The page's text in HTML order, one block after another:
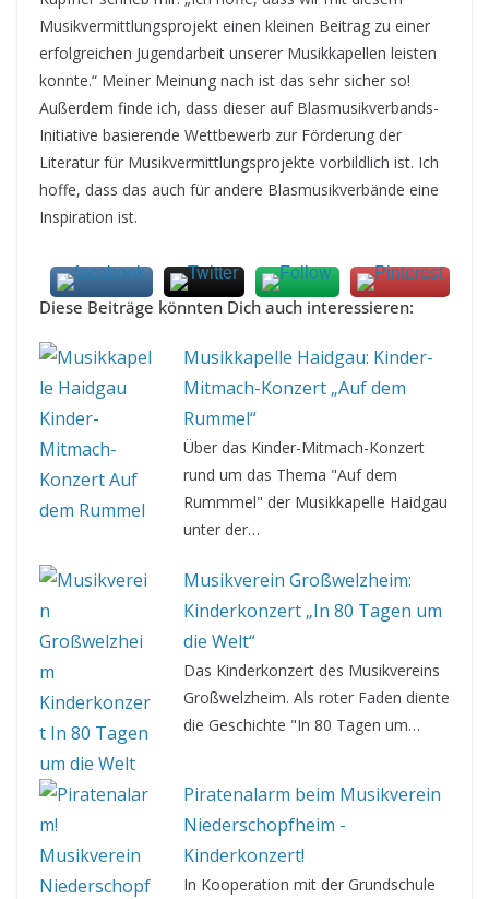
Musikvermittlungsprojekt einen kleinen Beitrag zu einer
erfolgreichen Jugendarbeit unserer Musikkapellen leisten
konnte.“ Meiner Meinung nach ist das sehr sicher so!
Außerdem finde ich, dass dieser auf Blasmusikverbands-
Initiative basierende Wettbewerb zur Förderung der
Literatur für Musikvermittlungsprojekte vorbildlich ist. Ich
hoffe, dass das auch für andere Blasmusikverbände eine
Inspiration ist.
Diese Beiträge könnten Dich auch interessieren:
Musikkapelle Haidgau: Kinder-
Mitmach-Konzert „Auf dem
Rummel“
Über das Kinder-Mitmach-Konzert
rund um das Thema "Auf dem
Rummmel" der Musikkapelle Haidgau
unter der…
Musikverein Großwelzheim:
Kinderkonzert „In 80 Tagen um
die Welt“
Das Kinderkonzert des Musikvereins
Großwelzheim. Als roter Faden diente
die Geschichte "In 80 Tagen um…
Piratenalarm beim Musikverein
Niederschopfheim -
Kinderkonzert!
In Kooperation mit der Grundschule